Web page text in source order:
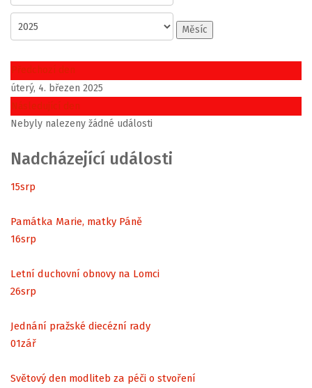
Měsíc
Předchozí den
úterý, 4. březen 2025
Následující den
Nebyly nalezeny žádné události
Nadcházející události
15srp
Památka Marie, matky Páně
16srp
Letní duchovní obnovy na Lomci
26srp
Jednání pražské diecézní rady
01zář
Světový den modliteb za péči o stvoření